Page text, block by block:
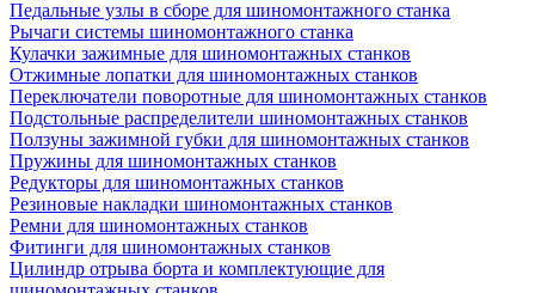
Педальные узлы в сборе для шиномонтажного станка
Рычаги системы шиномонтажного станка
Кулачки зажимные для шиномонтажных станков
Отжимные лопатки для шиномонтажных станков
Переключатели поворотные для шиномонтажных станков
Подстольные распределители шиномонтажных станков
Ползуны зажимной губки для шиномонтажных станков
Пружины для шиномонтажных станков
Редукторы для шиномонтажных станков
Резиновые накладки шиномонтажных станков
Ремни для шиномонтажных станков
Фитинги для шиномонтажных станков
Цилиндр отрыва борта и комплектующие для